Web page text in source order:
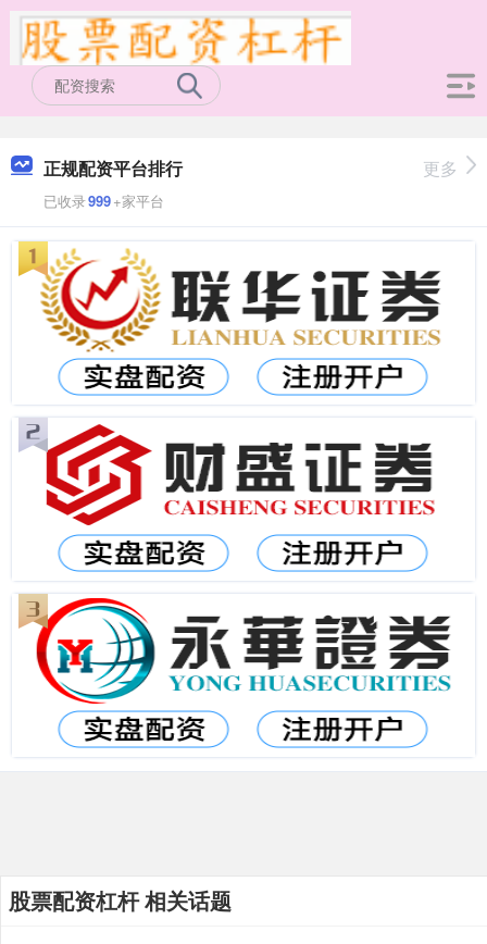
正规配资平台排行
已收录999+家平台
更多
股票配资杠杆 相关话题